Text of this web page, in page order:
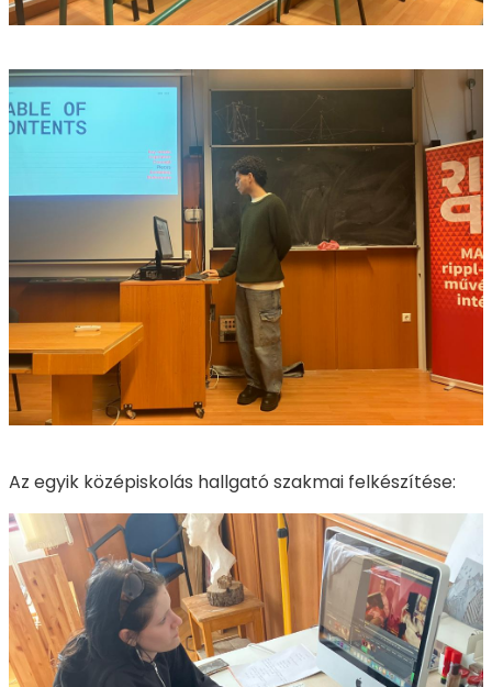
Az egyik középiskolás hallgató szakmai felkészítése: